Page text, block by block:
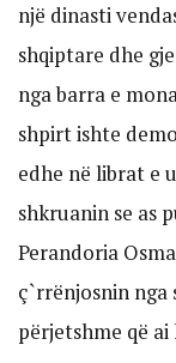
një dinasti
shqiptare dhe
nga barra e
shpirt ishte
edhe në librat e
shkruanin se as
Perandoria
ç`rrënjosnin
përjetshme që ai